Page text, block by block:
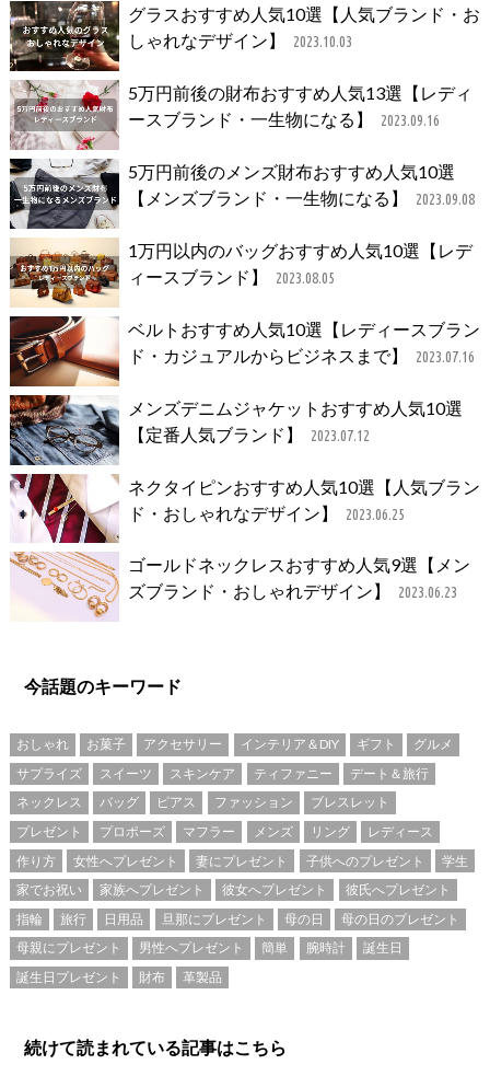
グラスおすすめ人気10選【人気ブランド・お
しゃれなデザイン】
2023.10.03
5万円前後の財布おすすめ人気13選【レディ
ースブランド・一生物になる】
2023.09.16
5万円前後のメンズ財布おすすめ人気10選
【メンズブランド・一生物になる】
2023.09.08
1万円以内のバッグおすすめ人気10選【レデ
ィースブランド】
2023.08.05
ベルトおすすめ人気10選【レディースブラン
ド・カジュアルからビジネスまで】
2023.07.16
メンズデニムジャケットおすすめ人気10選
【定番人気ブランド】
2023.07.12
ネクタイピンおすすめ人気10選【人気ブラン
ド・おしゃれなデザイン】
2023.06.25
ゴールドネックレスおすすめ人気9選【メン
ズブランド・おしゃれデザイン】
2023.06.23
今話題のキーワード
おしゃれ お菓子 アクセサリー インテリア＆DIY ギフト
グルメ
サプライズ
スイーツ スキンケア ティファニー
デート＆旅行
ネックレス
バッグ ピアス ファッション
ブレスレット
プレゼント
プロポーズ マフラー メンズ リング
レディース
作り方
女性へプレゼント 妻にプレゼント 子供へのプレゼント
学生
家でお祝い
家族へプレゼント 彼女へプレゼント
彼氏へプレゼント
指輪
旅行 日用品 旦那にプレゼント 母の日
母の日のプレゼント
母親にプレゼント
男性へプレゼント 簡単 腕時計
誕生日
誕生日プレゼント
財布 革製品
続けて読まれている記事はこちら